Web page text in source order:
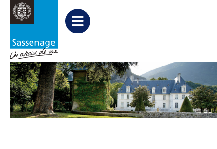
Aller à la recherche